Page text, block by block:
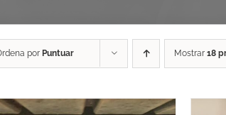
por Puntuar Mostrar 18